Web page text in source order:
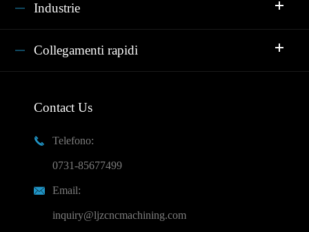
Industrie
Collegamenti rapidi
Contact Us

Telefono:
0731-85677499

Email:
inquiry@ljzcncmachining.com